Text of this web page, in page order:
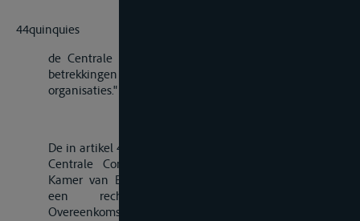
44quinquies
de Centrale Commissie beslist over het vestigen van
betrekkingen met andere internationale of Europese
organisaties."
De in artikel 45 onder c bedoelde bevoegdheden van de
Centrale Commissie worden uitgeoefend door een
Kamer van Beroep, samengesteld uit een rechter en
een rechter-plaatsvervanger voor iedere
Overeenkomstsluitende Staat.